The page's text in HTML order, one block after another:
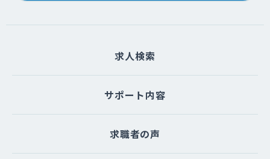
求人検索
サポート内容
求職者の声